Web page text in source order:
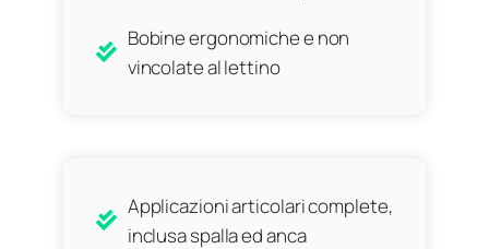
Applicazioni articolari complete,
inclusa spalla ed anca
Bobine ergonomiche e non
vincolate al lettino